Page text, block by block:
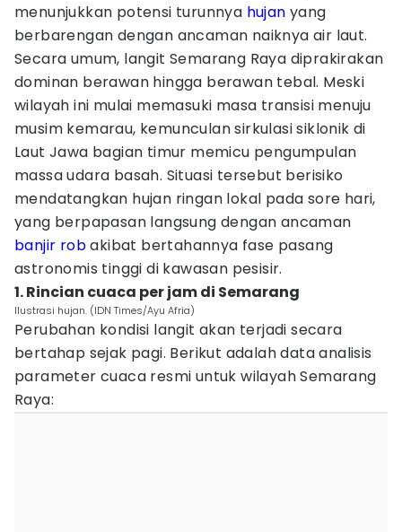
menunjukkan potensi turunnya hujan yang
berbarengan dengan ancaman naiknya air laut.
Secara umum, langit Semarang Raya diprakirakan
dominan berawan hingga berawan tebal. Meski
wilayah ini mulai memasuki masa transisi menuju
musim kemarau, kemunculan sirkulasi siklonik di
Laut Jawa bagian timur memicu pengumpulan
massa udara basah. Situasi tersebut berisiko
mendatangkan hujan ringan lokal pada sore hari,
yang berpapasan langsung dengan ancaman
banjir robakibat bertahannya fase pasang
astronomis tinggi di kawasan pesisir.
1. Rincian cuaca per jam di Semarang
Ilustrasi hujan. (IDN Times/Ayu Afria)
Perubahan kondisi langit akan terjadi secara
bertahap sejak pagi. Berikut adalah data analisis
parameter cuaca resmi untuk wilayah Semarang
Raya: